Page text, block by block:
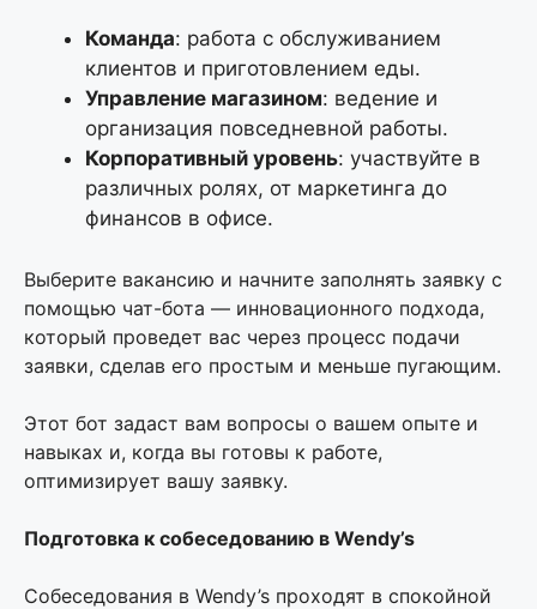
Команда: работа с обслуживанием
клиентов и приготовлением еды.
Управление магазином: ведение и
организация повседневной работы.
Корпоративный уровень: участвуйте в
различных ролях, от маркетинга до
финансов в офисе.
Выберите вакансию и начните заполнять заявку с
помощью чат-бота — инновационного подхода,
который проведет вас через процесс подачи
заявки, сделав его простым и меньше пугающим.
Этот бот задаст вам вопросы о вашем опыте и
навыках и, когда вы готовы к работе,
оптимизирует вашу заявку.
Подготовка к собеседованию в Wendy’s
Собеседования в Wendy’s проходят в спокойной